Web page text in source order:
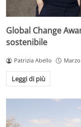
Global Change
sostenibile
Patrizia Abello
Leggi di più